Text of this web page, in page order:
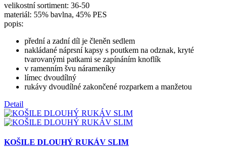
velikostní sortiment: 36-50
materiál: 55% bavlna, 45% PES
popis:
přední a zadní díl je členěn sedlem
nakládané náprsní kapsy s poutkem na odznak, kryté
tvarovanými patkami se zapínáním knoflík
v ramenním švu nárameníky
límec dvoudílný
rukávy dvoudílné zakončené rozparkem a manžetou
Detail
KOŠILE DLOUHÝ RUKÁV SLIM